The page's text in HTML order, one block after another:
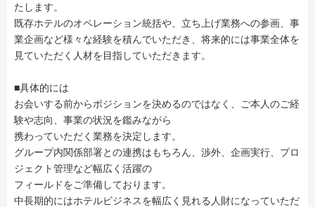
たします。
既存ホテルのオペレーション統括や、立ち上げ業務への参画、事
業企画など様々な経験を積んでいただき、将来的には事業全体を
見ていただく人材を目指していただきます。
■具体的には
お会いする前からポジションを決めるのではなく、ご本人のご経
験や志向、事業の状況を鑑みながら
携わっていただく業務を決定します。
グループ内関係部署との連携はもちろん、渉外、企画実行、プロ
ジェクト管理など幅広く活躍の
フィールドをご準備しております。
中長期的にはホテルビジネスを幅広く見れる人財になっていただ